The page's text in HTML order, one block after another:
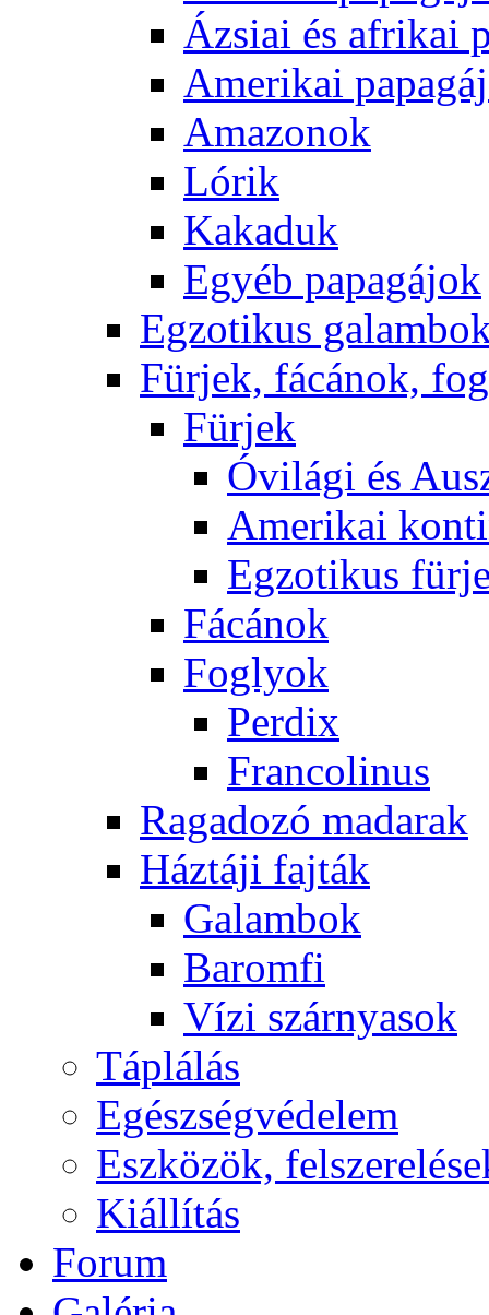
Ázsiai és afrikai
Amerikai
Amazonok
Lórik
Kakaduk
Egyéb papagájok
Egzotikus
Fürjek, fácánok,
Fürjek
Óvilági és
Amerikai
Egzotikus
Fácánok
Foglyok
Perdix
Francolinus
Ragadozó madarak
Háztáji fajták
Galambok
Baromfi
Vízi szárnyasok
Táplálás
Egészségvédelem
Eszközök,
Kiállítás
Forum